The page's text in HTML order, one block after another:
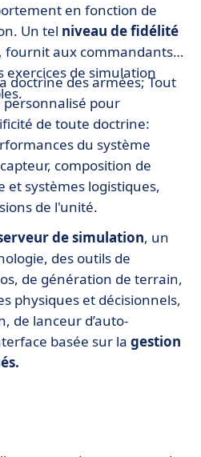
en fonction de
Un tel niveau de fidélité
fournit aux commandants
exercices de simulation
doctrine des armées; Tout
personnalisé pour
de toute doctrine:
du système
composition de
et systèmes logistiques,
de l'unité.
de simulation, un
des outils de
de génération de terrain,
physiques et décisionnels,
de lanceur d’auto-
basée sur la gestion